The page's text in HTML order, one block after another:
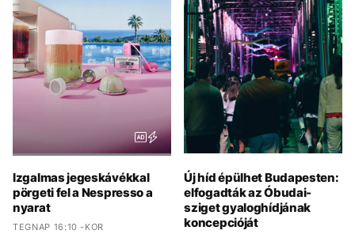
Izgalmas jegeskávékkal
pörgeti fel a Nespresso a
nyarat
TEGNAP 16:10 -KOR
Új híd épülhet Budapesten:
elfogadták az Óbudai-
sziget gyaloghídjának
koncepcióját